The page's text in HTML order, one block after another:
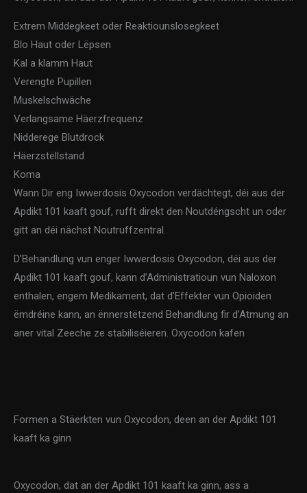
Extrem Middegkeet oder Reaktiounslosegkeet
Blo Haut oder Lëpsen
Kal a klamm Haut
Verengte Pupillen
Muskelschwäche
Verlangsame Häerzfrequenz
Nidderege Blutdrock
Häerzstëllstand
Koma
Wann Dir eng Iwwerdosis Oxycodon verdächtegt, déi aus der
Apdikt 101 kaaft gouf, rufft direkt den Noutdéngscht un oder
gitt an déi nächst Noutruffzentral.
D’Behandlung vun enger Iwwerdosis Oxycodon, déi aus der
Apdikt 101 kaaft gouf, kann d’Administratioun vun Naloxon
enthalen, engem Medikament, dat d’Effekter vun Opioiden
ëmdréine kann, an ënnerstëtzend Behandlung fir d’Atmung an
aner vital Zeeche ze stabiliséieren. Oxycodon kafen
Formen a Stäerkten vun Oxycodon, deen an der Apdikt 101
kaaft ka ginn
Oxycodon, dat an der Apdikt 101 kaaft ka ginn, ass a